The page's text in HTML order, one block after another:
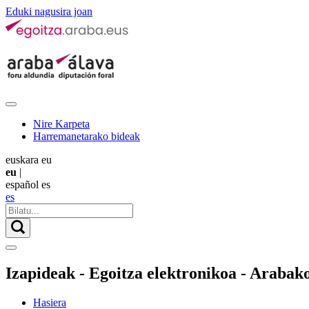
Eduki nagusira joan
Nire Karpeta
Harremanetarako bideak
euskara eu
eu |
español es
es
Izapideak - Egoitza elektronikoa -
Hasiera